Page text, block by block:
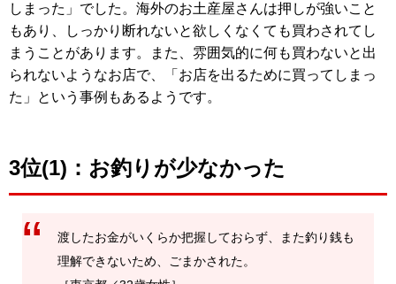
しまった」でした。海外のお土産屋さんは押しが強いこと
もあり、しっかり断れないと欲しくなくても買わされてし
まうことがあります。また、雰囲気的に何も買わないと出
られないようなお店で、「お店を出るために買ってしまっ
た」という事例もあるようです。
3位(1)：お釣りが少なかった
渡したお金がいくらか把握しておらず、また釣り銭も
理解できないため、ごまかされた。